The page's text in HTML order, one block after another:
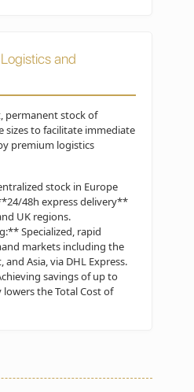
and
permanent stock of
sizes to facilitate immediate
premium logistics
stock in Europe
48h express delivery**
UK regions.
Specialized, rapid
markets including the
and Asia, via DHL Express.
savings of up to
the Total Cost of